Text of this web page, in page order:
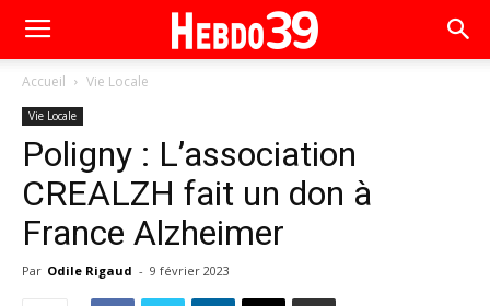
Accueil Vie Locale
Vie Locale
Poligny : L’association
CREALZH fait un don à
France Alzheimer
Par Odile Rigaud - 9 février 2023